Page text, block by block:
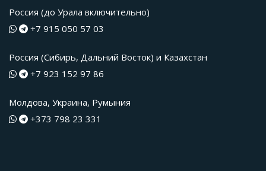
Россия (до Урала включительно)
+7 915 050 57 03
Россия (Сибирь, Дальний Восток) и Казахстан
+7 923 152 97 86
Молдова, Украина, Румыния
+373 798 23 331